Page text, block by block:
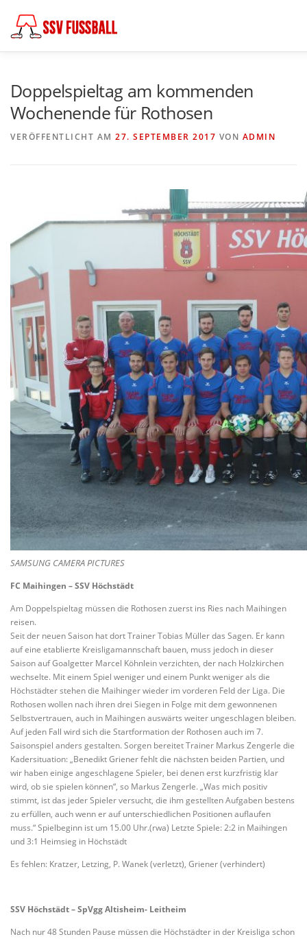
Inhalt
springen
Doppelspieltag am kommenden
Wochenende für Rothosen
VERÖFFENTLICHT AM 27. SEPTEMBER 2017 VON ADMIN
SAMSUNG CAMERA PICTURES
FC Maihingen – SSV Höchstädt
Am Doppelspieltag müssen die Rothosen zuerst ins Ries nach Maihingen
reisen.
Seit der neuen Saison hat dort Trainer Tobias Müller das Sagen. Er kann
auf eine etablierte Kreisligamannschaft bauen, muss jedoch in dieser
Saison auf Goalgetter Marcel Köhnlein verzichten, der nach Holzkirchen
wechselte. Mit einem Spiel weniger und einem Punkt weniger als die
Höchstädter stehen die Maihinger wieder im vorderen Feld der Liga. Die
Rothosen wollen nach ihren drei Siegen in Folge mit dem gewonnenen
Selbstvertrauen, auch in Maihingen auswärts weiter ungeschlagen bleiben.
Auf jeden Fall wird sich die Startformation der Rothosen auch im 7.
Saisonspiel anders gestalten. Sorgen bereitet Trainer Markus Zengerle die
Kadersituation: „Benedikt Griener fehlt die nächsten beiden Partien, und
wir haben einige angeschlagene Spieler, bei denen erst kurzfristig klar
wird, ob sie spielen können“, so Markus Zengerle. „Was mich positiv
stimmt, ist das jeder Spieler versucht, die ihm gestellten Aufgaben bestens
zu erfüllen, auch wenn er auf unterschiedlichen Positionen auflaufen
muss.“ Spielbeginn ist um 15.00 Uhr.(rwa) Letzte Spiele: 2:2 in Maihingen
und 3:1 Heimsieg in Höchstädt
Es fehlen: Kratzer, Letzing, P. Wanek (verletzt), Griener (verhindert)
SSV Höchstädt – SpVgg Altisheim- Leitheim
Nach nur 48 Stunden Pause müssen die Höchstädter in der Kreisliga schon